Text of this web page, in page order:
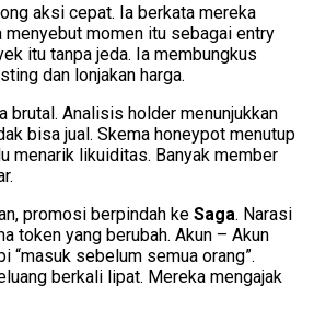
aksi cepat. Ia berkata mereka
menyebut momen itu sebagai entry
itu tanpa jeda. Ia membungkus
dan lonjakan harga.
brutal. Analisis holder menunjukkan
bisa jual. Skema honeypot menutup
menarik likuiditas. Banyak member
promosi berpindah ke Saga. Narasi
token yang berubah. Akun – Akun
“masuk sebelum semua orang”.
berkali lipat. Mereka mengajak